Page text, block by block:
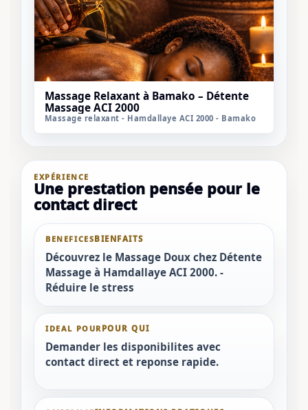
Massage relaxant - Hamdallaye ACI 2000 - Bamako
Massage Relaxant à Bamako – Détente
Massage ACI 2000
EXPÉRIENCE
Une prestation pensée pour le
contact direct
BENEFICES
Découvrez le Massage Doux chez Détente
Massage à Hamdallaye ACI 2000. -
Réduire le stress
IDEAL POUR
Demander les disponibilites avec
contact direct et reponse rapide.